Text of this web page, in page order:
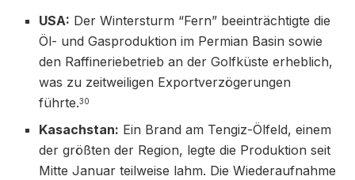
USA: Der Wintersturm “Fern” beeinträchtigte die
Öl- und Gasproduktion im Permian Basin sowie
den Raffineriebetrieb an der Golfküste erheblich,
was zu zeitweiligen Exportverzögerungen
führte.30
Kasachstan: Ein Brand am Tengiz-Ölfeld, einem
der größten der Region, legte die Produktion seit
Mitte Januar teilweise lahm. Die Wiederaufnahme